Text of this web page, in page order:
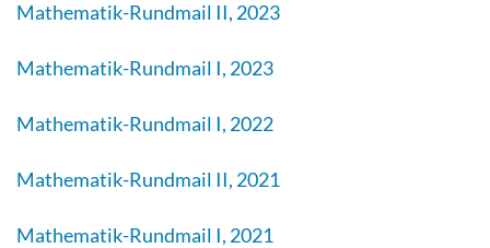
Mathematik-Rundmail II, 2023
Mathematik-Rundmail I, 2023
Mathematik-Rundmail I, 2022
Mathematik-Rundmail II, 2021
Mathematik-Rundmail I, 2021